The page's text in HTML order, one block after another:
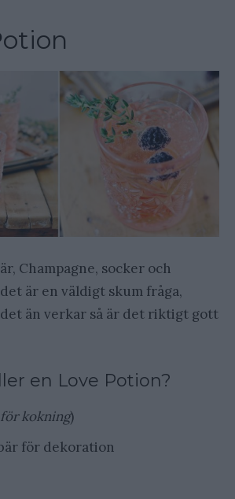
Champagne, socker och
är en väldigt skum fråga,
än verkar så är det riktigt gott
en Love Potion?
för kokning)
för dekoration